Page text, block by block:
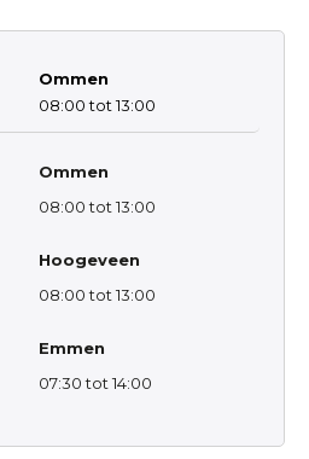
Ommen
08:00 tot 13:00
Ommen
08:00 tot 13:00
Hoogeveen
08:00 tot 13:00
Emmen
07:30 tot 14:00